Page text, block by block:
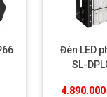
Đèn LED
SL-
4.890.000